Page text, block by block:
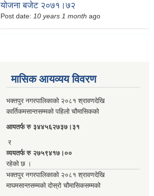
योजना बजेट २०७१।७२
Post date: 10 years 1 month ago
मासिक आयव्यय विवरण
भक्तपुर नगरपालिकाको २०८१ श्रावणदेखि
कार्तिकमसान्तसम्मको पहिलो चौमासिकको
आयतर्फ रु‌ ३४४५६२७३७।३१
र
व्ययतर्फ रु २७५९४१७।००
रहेको छ ।
भक्तपुर नगरपालिकाको २०८१ श्रावणदेखि
माघमसान्तसम्मको दोस्रो चौमासिकसम्मको